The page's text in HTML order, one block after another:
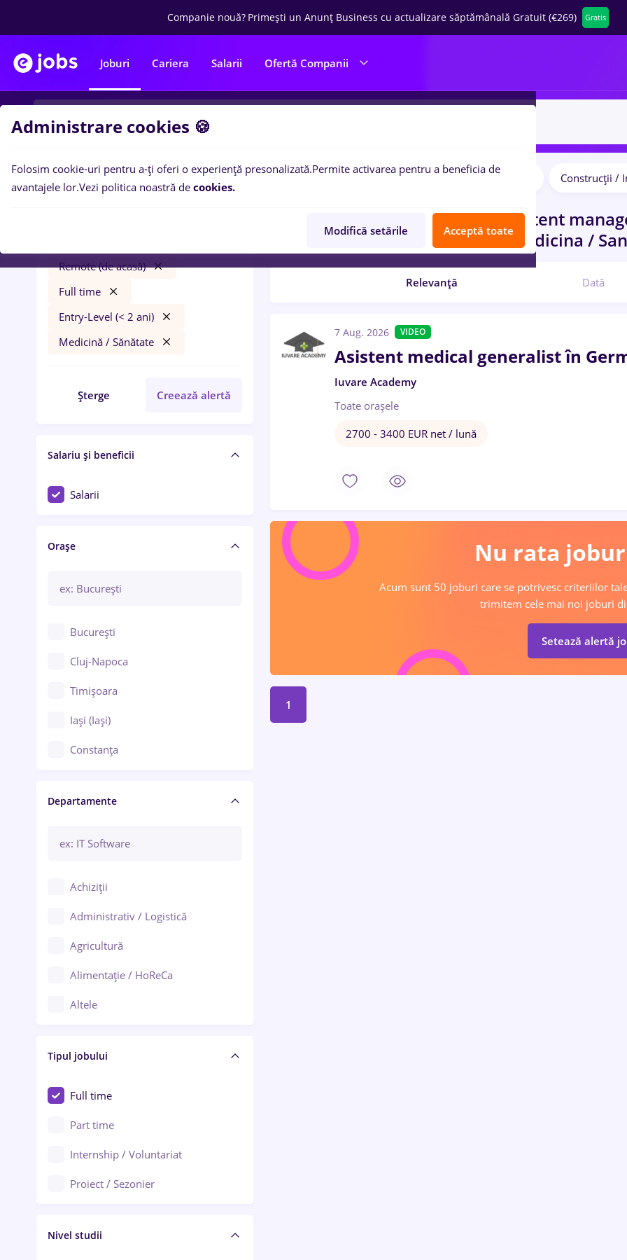
Companie nouă? Primești un Anunț Business cu actualizare săptămânală Gratuit (€269) Gratis
Joburi Cariera Salarii Ofertă Companii
Filtre
Remote (de acasă)
Full time
Entry-Level (< 2 ani)
Medicină / Sănătate
Șterge Creează alertă
Salariu și beneficii
Salarii
Orașe
București
Cluj-Napoca
Timișoara
Iași (Iași)
Constanța
Brașov
Bacău
Galați (Galați)
Ploiești
Arad
Baia Mare
Bârlad
Bistrița (Bistrița-Năsăud)
Departamente
Achiziții
Administrativ / Logistică
Agricultură
Alimentație / HoReCa
Altele
Asigurări
Au pair / Babysitter / Curățenie
Audit / Consultanță
Auto / Echipamente
Automatizări
Cercetare - dezvoltare
Tipul jobului
Full time
Part time
Internship / Voluntariat
Proiect / Sezonier
Nivel studii
Construcții /
cu salarii asistent
Entry-Level (< 2 ani)inMedicina /
Relevanță Dată
7 Aug. 2026 VIDEO
Asistent medical generalist în
Iuvare Academy
Toate oraşele
2700 - 3400 EUR net / lună
Nu rata
Acum sunt 50 joburi care se potrivesc criteriilor
trimitem cele mai noi joburi
Setează alertă
1
Administrare cookies 🍪
Folosim cookie-uri pentru a-ți oferi o experiență presonalizată.Permite activarea pentru a beneficia de
avantajele lor.Vezi politica noastră de cookies.
Modifică setările Acceptă toate